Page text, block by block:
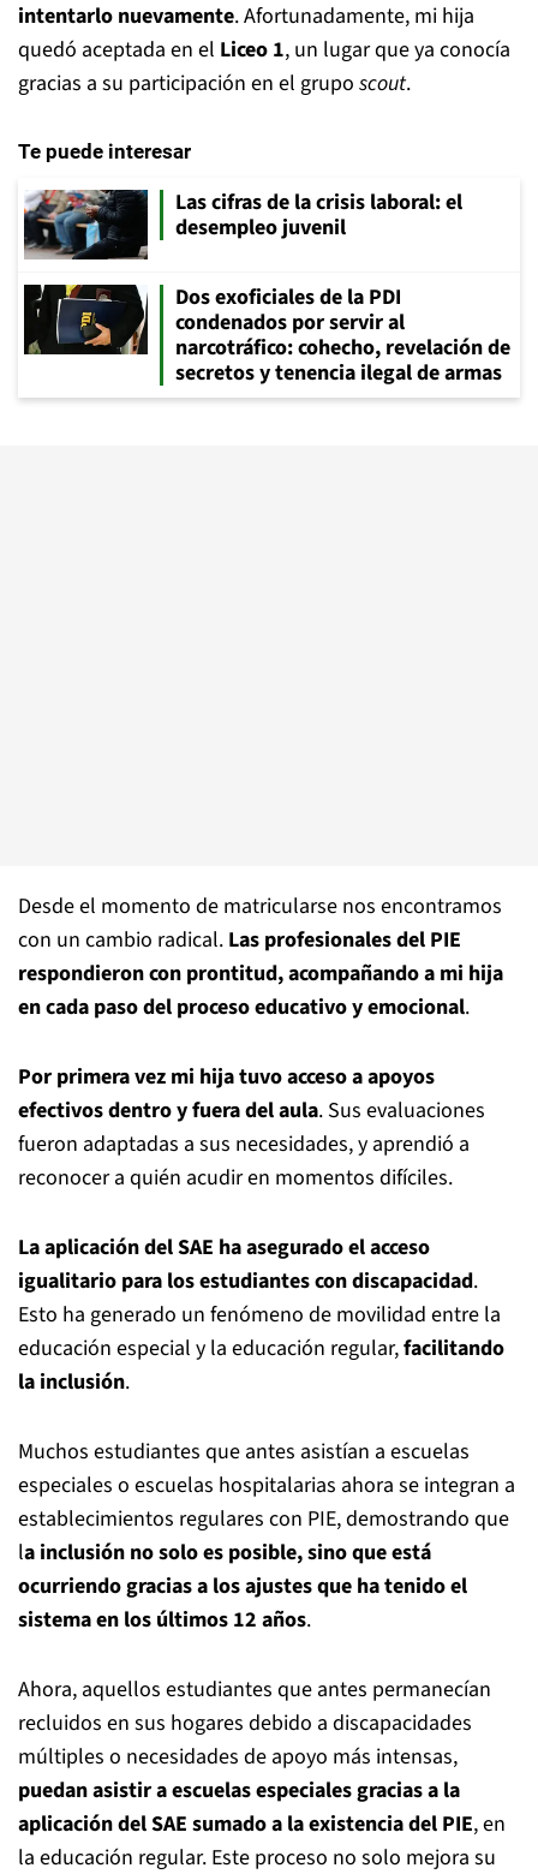
intentarlo nuevamente. Afortunadamente, mi hija
quedó aceptada en el Liceo 1, un lugar que ya conocía
gracias a su participación en el grupo scout.
Te puede interesar
Las cifras de la crisis laboral: el
desempleo juvenil
Dos exoficiales de la PDI
condenados por servir al
narcotráfico: cohecho, revelación de
secretos y tenencia ilegal de armas
Desde el momento de matricularse nos encontramos
con un cambio radical. Las profesionales del PIE
respondieron con prontitud, acompañando a mi hija
en cada paso del proceso educativo y emocional.
Por primera vez mi hija tuvo acceso a apoyos
efectivos dentro y fuera del aula. Sus evaluaciones
fueron adaptadas a sus necesidades, y aprendió a
reconocer a quién acudir en momentos difíciles.
La aplicación del SAE ha asegurado el acceso
igualitario para los estudiantes con discapacidad.
Esto ha generado un fenómeno de movilidad entre la
educación especial y la educación regular,facilitando
la inclusión.
Muchos estudiantes que antes asistían a escuelas
especiales o escuelas hospitalarias ahora se integran a
establecimientos regulares con PIE, demostrando que
la inclusión no solo es posible, sino queestá
ocurriendo gracias a los ajustes que ha tenido el
sistema en los últimos 12 años.
Ahora, aquellos estudiantes que antes permanecían
recluidos en sus hogares debido a discapacidades
múltiples o necesidades de apoyo más intensas,
puedan asistir a escuelas especiales gracias a la
aplicación del SAE sumado a la existencia del PIE, en
la educación regular. Este proceso no solo mejora su